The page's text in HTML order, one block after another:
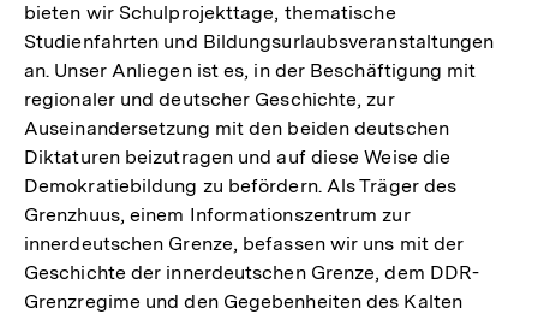
bieten wir Schulprojekttage, thematische
Studienfahrten und Bildungsurlaubsveranstaltungen
an. Unser Anliegen ist es, in der Beschäftigung mit
regionaler und deutscher Geschichte, zur
Auseinandersetzung mit den beiden deutschen
Diktaturen beizutragen und auf diese Weise die
Demokratiebildung zu befördern. Als Träger des
Grenzhuus, einem Informationszentrum zur
innerdeutschen Grenze, befassen wir uns mit der
Geschichte der innerdeutschen Grenze, dem DDR-
Grenzregime und den Gegebenheiten des Kalten